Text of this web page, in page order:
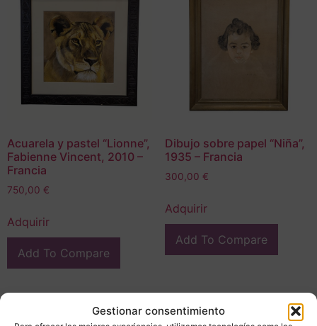
Gestionar consentimiento
Acuarela y pastel “Lionne”,
Fabienne Vincent, 2010 –
Francia
750,00 €
Adquirir
Add To Compare
Dibujo sobre papel “Niña”,
1935 – Francia
300,00 €
Adquirir
Add To Compare